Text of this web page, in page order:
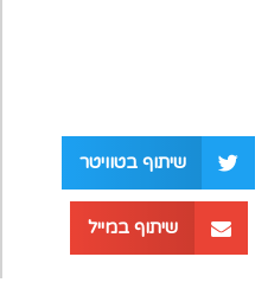
שיתוף בטוויטר
שיתוף במייל